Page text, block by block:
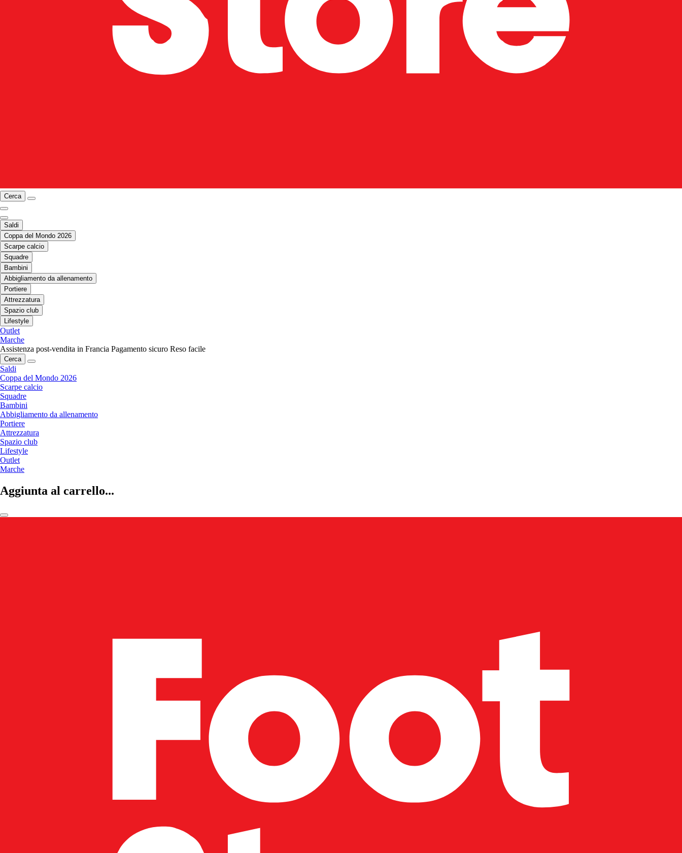
Cerca
Saldi
Coppa del Mondo 2026
Scarpe calcio
Squadre
Bambini
Abbigliamento da allenamento
Portiere
Attrezzatura
Spazio club
Lifestyle
Outlet
Marche
Assistenza post-vendita in Francia Pagamento sicuro Reso facile
Cerca
Saldi
Coppa del Mondo 2026
Scarpe calcio
Squadre
Bambini
Abbigliamento da allenamento
Portiere
Attrezzatura
Spazio club
Lifestyle
Outlet
Marche
Aggiunta al carrello...